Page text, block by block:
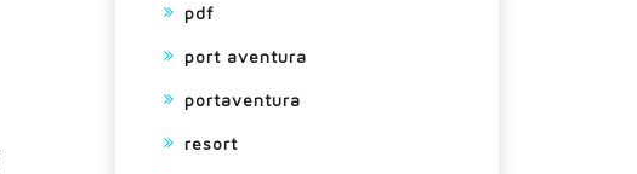
pdf
port aventura
portaventura
resort